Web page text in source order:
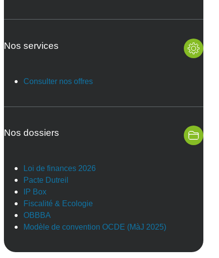
Nos services
Consulter nos offres
Nos dossiers
Loi de finances 2026
Pacte Dutreil
IP Box
Fiscalité & Ecologie
OBBBA
Modèle de convention OCDE (MàJ 2025)